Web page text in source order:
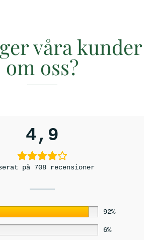
våra kunder
om oss?
4,9
på 708 recensioner
92%
6%